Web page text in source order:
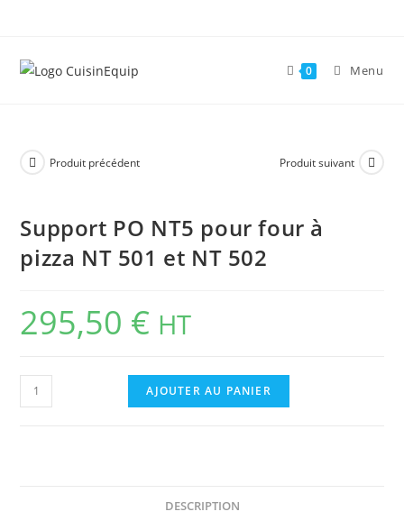
content
0 Menu
Produit précédent Produit suivant
Support PO NT5 pour four à
pizza NT 501 et NT 502
295,50 € HT
quantité
de
AJOUTER AU PANIER
DESCRIPTION